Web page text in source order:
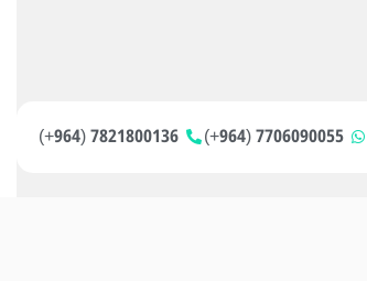
7706090055 (964+)
7821800136 (964+)